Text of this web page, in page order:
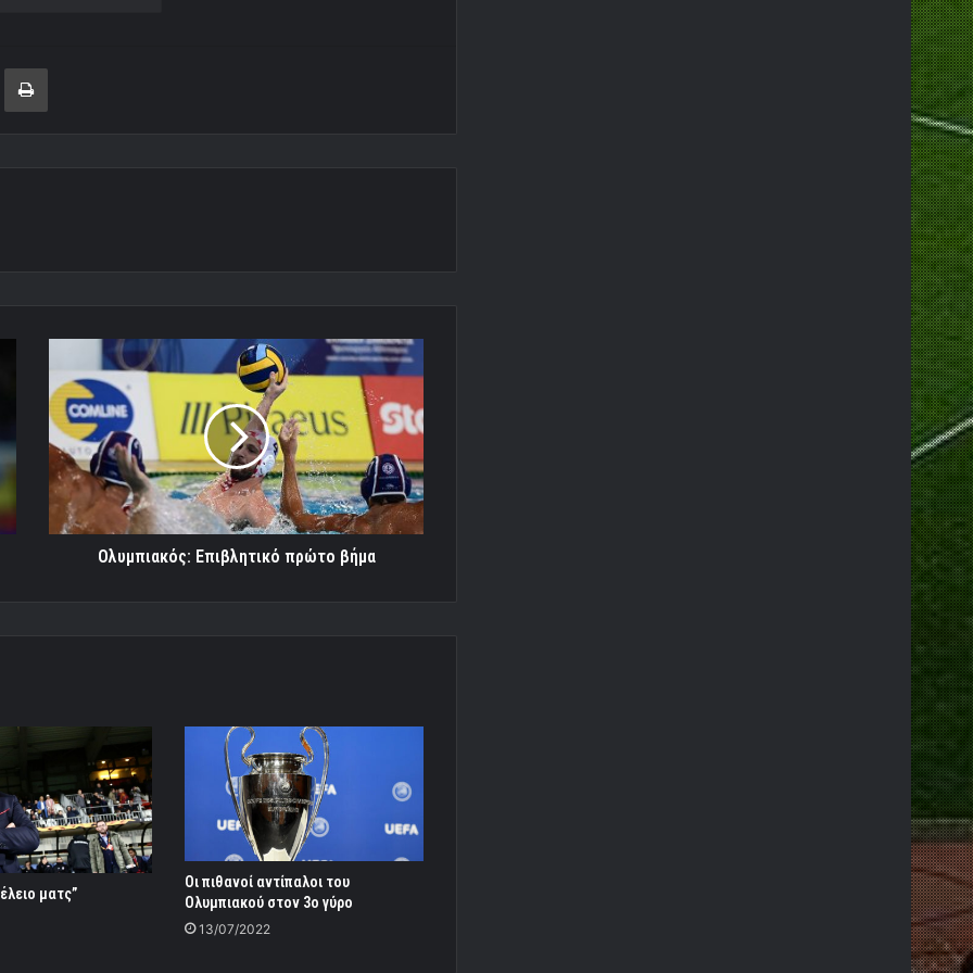
Κοινοποίηση μέσω ηλεκτρονικού ταχυδρομείουΕκτύπωση
Ολυμπιακός:
Επιβλητικό
πρώτο
βήμα
Ολυμπιακός: Επιβλητικό πρώτο βήμα
ματς”
Οι πιθανοί αντίπαλοι του
Ολυμπιακού στον 3ο γύρο
13/07/2022